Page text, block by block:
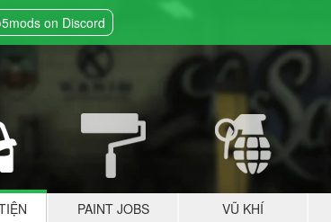
5mods on Discord
PAINT JOBS VŨ KHÍ